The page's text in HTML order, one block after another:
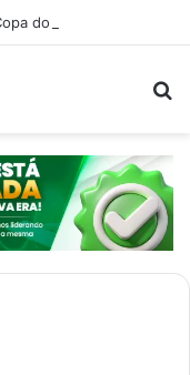
do Mundo 2026